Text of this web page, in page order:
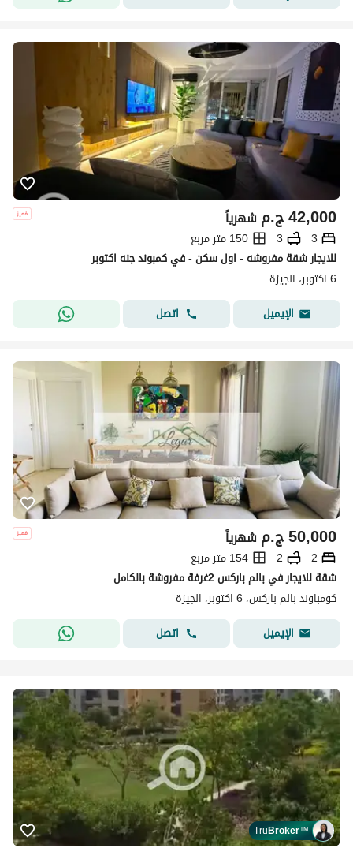
ج.م42,000 شهرياً
3
3
150 متر مربع
للايجار شقة مفروشه - اول سكن - في كمبوند جنه اكتوبر
6 اكتوبر، الجيزة
الإيميل
اتصل
ج.م50,000 شهرياً
2
2
154 متر مربع
شقة للايجار في بالم باركس 2غرفة مفروشة بالكامل
كومباوند بالم باركس، 6 اكتوبر، الجيزة
الإيميل
اتصل
TruBroker™